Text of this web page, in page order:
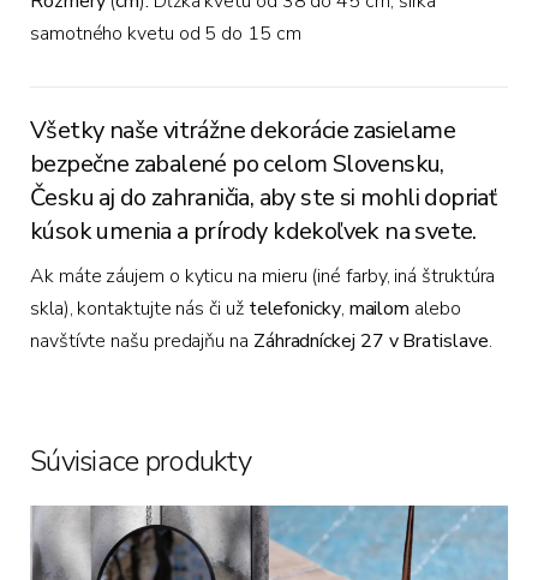
samotného kvetu od 5 do 15 cm
Všetky naše vitrážne dekorácie zasielame
bezpečne zabalené po celom Slovensku,
Česku aj do zahraničia, aby ste si mohli dopriať
kúsok umenia a prírody kdekoľvek na svete.
Ak máte záujem o kyticu na mieru (iné farby, iná štruktúra
skla), kontaktujte nás či už telefonicky, mailom alebo
navštívte našu predajňu na Záhradníckej 27 v Bratislave.
Súvisiace produkty